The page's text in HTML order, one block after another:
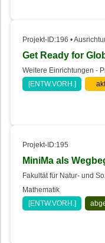
Projekt-ID:196 •
Get Ready for
Weitere Einrichtungen -
[ENTW.VORH.]
Projekt-ID:195
MiniMa als
Fakultät für Natur- und
Mathematik
[ENTW.VORH.]